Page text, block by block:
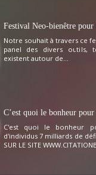
Festival Neo-bienêtre pour
Notre souhait à travers ce
panel des divers outils,
existent autour de...
C’est quoi le bonheur pour
C'est quoi le bonheur
d'individus 7 milliards de
SUR LE SITE